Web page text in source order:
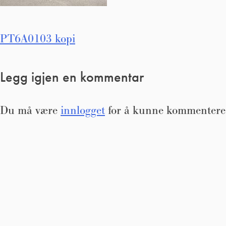
Innleggsnavigasjon
PT6A0103 kopi
Legg igjen en kommentar
Du må være innlogget for å kunne